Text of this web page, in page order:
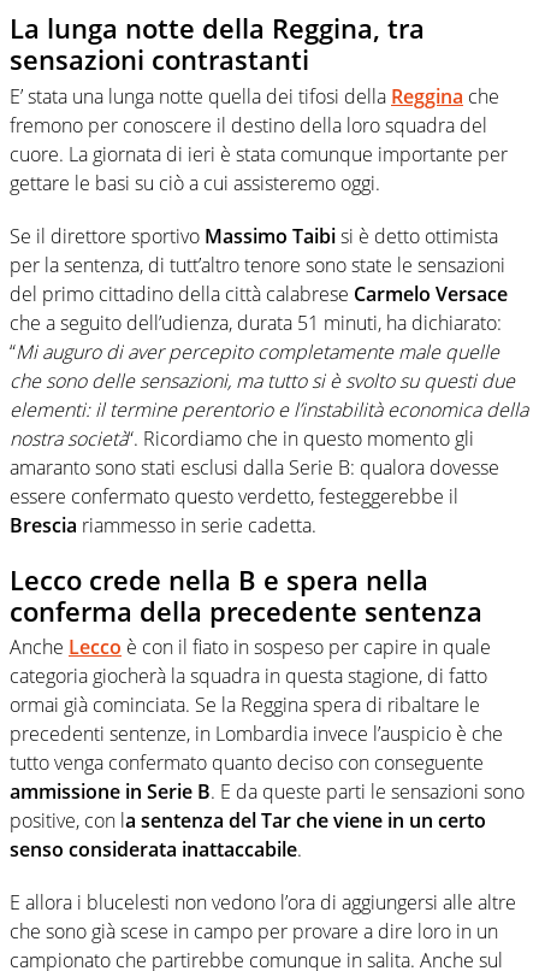
La lunga notte della Reggina, tra
sensazioni contrastanti
E’ stata una lunga notte quella dei tifosi della Reggina che
fremono per conoscere il destino della loro squadra del
cuore. La giornata di ieri è stata comunque importante per
gettare le basi su ciò a cui assisteremo oggi.
Se il direttore sportivo Massimo Taibisi è detto ottimista
per la sentenza, di tutt’altro tenore sono state le sensazioni
del primo cittadino della città calabrese Carmelo Versace
che a seguito dell’udienza, durata 51 minuti, ha dichiarato:
“Mi auguro di aver percepito completamente male quelle
che sono delle sensazioni, ma tutto si è svolto su questi due
elementi: il termine perentorio e l’instabilità economica della
nostra società“. Ricordiamo che in questo momento gli
amaranto sono stati esclusi dalla Serie B: qualora dovesse
essere confermato questo verdetto, festeggerebbe il
Brescia riammesso in serie cadetta.
Lecco crede nella B e spera nella
conferma della precedente sentenza
Anche Lecco è con il fiato in sospeso per capire in quale
categoria giocherà la squadra in questa stagione, di fatto
ormai già cominciata. Se la Reggina spera di ribaltare le
precedenti sentenze, in Lombardia invece l’auspicio è che
tutto venga confermato quanto deciso con conseguente
ammissione in Serie B. E da queste parti le sensazioni sono
positive, con la sentenza del Tar che viene in un certo
senso considerata inattaccabile.
E allora i blucelesti non vedono l’ora di aggiungersi alle altre
che sono già scese in campo per provare a dire loro in un
campionato che partirebbe comunque in salita. Anche sul